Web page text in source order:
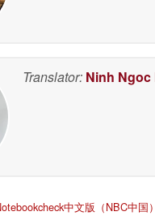
Translator: Ninh Ngoc
中文版（NBC中国）